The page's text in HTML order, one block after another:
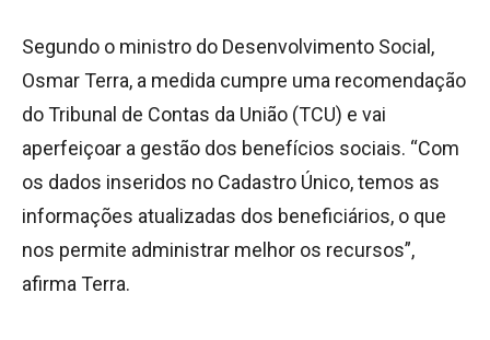
Segundo o ministro do Desenvolvimento Social,
Osmar Terra, a medida cumpre uma recomendação
do Tribunal de Contas da União (TCU) e vai
aperfeiçoar a gestão dos benefícios sociais. “Com
os dados inseridos no Cadastro Único, temos as
informações atualizadas dos beneficiários, o que
nos permite administrar melhor os recursos”,
afirma Terra.